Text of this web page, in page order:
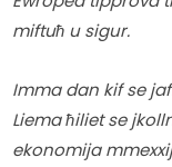
miftuħ u sigur.
Imma dan kif se
Liema ħiliet se
ekonomija